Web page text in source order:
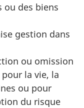
ou des biens
gestion dans
ou omission
la vie, la
ou pour
du risque